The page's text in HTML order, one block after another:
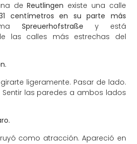
deReutlingen existe una calle
centímetros en su parte más
Spreuerhofstraße y está
las calles más estrechas del
ligeramente. Pasar de lado.
las paredes a ambos lados
como atracción. Apareció en